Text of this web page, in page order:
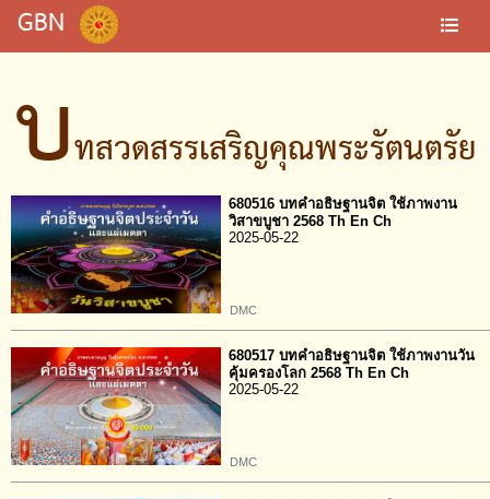
GBN
บทสวดสรรเสริญคุณพระรัตนตรัย
680516 บทคำอธิษฐานจิต ใช้ภาพงาน
วิสาขบูชา 2568 Th En Ch
2025-05-22
DMC
680517 บทคำอธิษฐานจิต ใช้ภาพงานวัน
คุ้มครองโลก 2568 Th En Ch
2025-05-22
DMC